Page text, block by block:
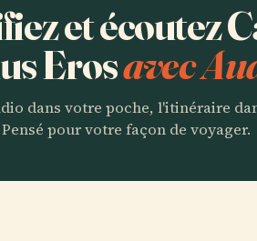
et écoutez
Erosavec
dans votre poche, l'itinéraire
pour votre façon de voyager.